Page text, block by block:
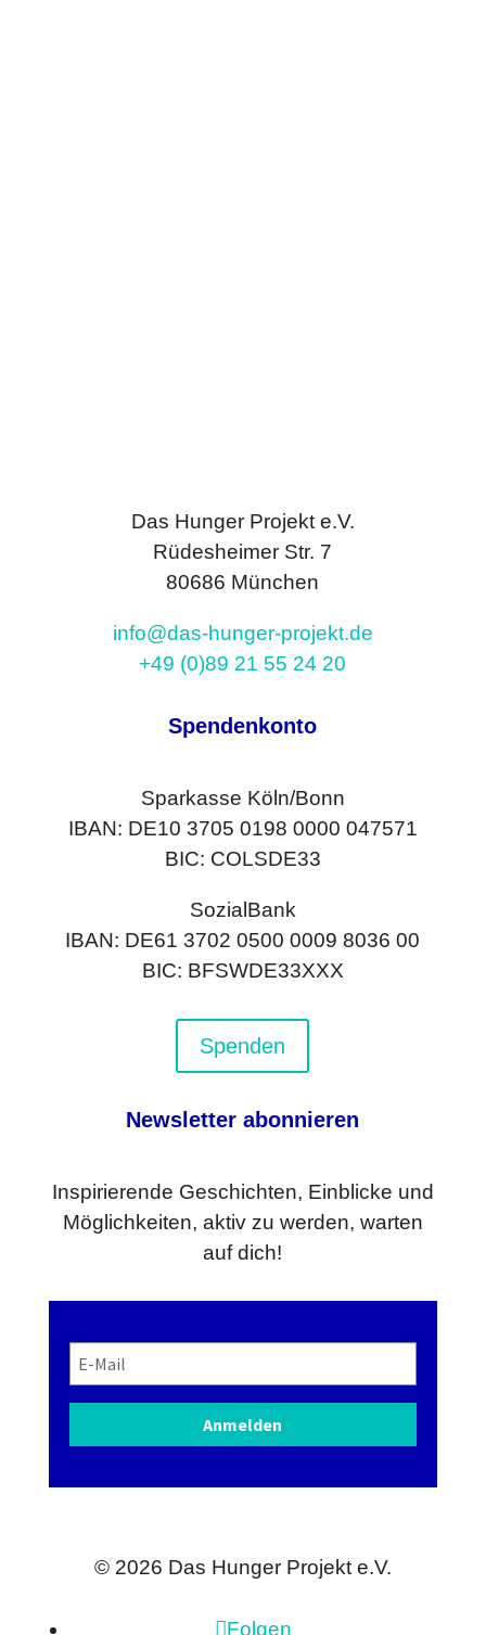
Das Hunger Projekt e.V.
Rüdesheimer Str. 7
80686 München
info@das-hunger-projekt.de
+49 (0)89 21 55 24 20
Spendenkonto
Sparkasse Köln/Bonn
IBAN: DE10 3705 0198 0000 047571
BIC: COLSDE33
SozialBank
IBAN: DE61 3702 0500 0009 8036 00
BIC: BFSWDE33XXX
Spenden
Newsletter abonnieren
Inspirierende Geschichten, Einblicke und
Möglichkeiten, aktiv zu werden, warten
auf dich!
Anmelden
© 2026 Das Hunger Projekt e.V.
Folgen